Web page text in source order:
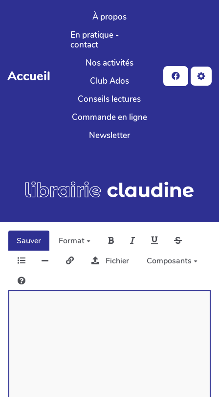
Aller au contenu principal
Accueil
À propos
En pratique -
contact
Nos activités
Club Ados
Conseils lectures
Commande en ligne
Newsletter
Sauver
Format
Fichier
Composants